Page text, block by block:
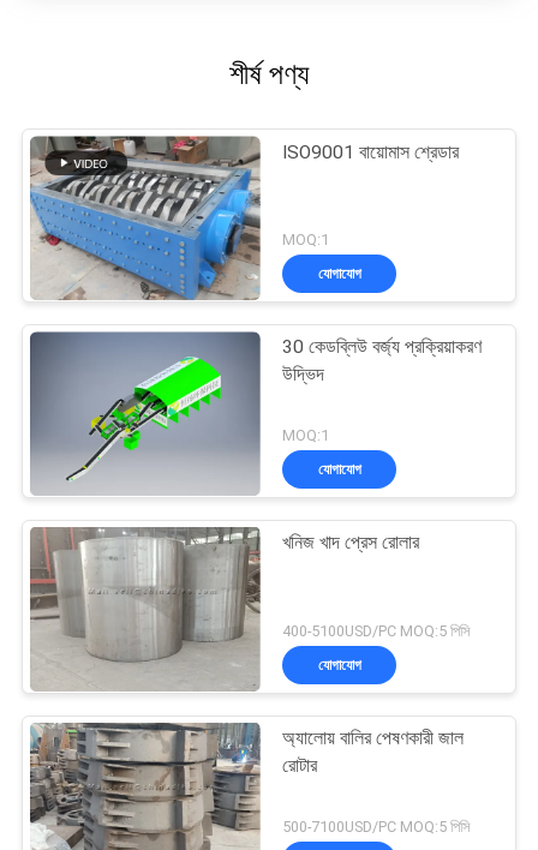
শীর্ষ পণ্য
ISO9001 বায়োমাস শ্রেডার
MOQ:1
যোগাযোগ
30 কেডব্লিউ বর্জ্য প্রক্রিয়াকরণ
উদ্ভিদ
MOQ:1
যোগাযোগ
খনিজ খাদ প্রেস রোলার
400-5100USD/PC MOQ:5 পিসি
যোগাযোগ
অ্যালোয় বালির পেষণকারী জাল
রোটার
500-7100USD/PC MOQ:5 পিসি